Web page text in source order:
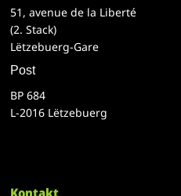
51, avenue de la Liberté
(2. Stack)
Lëtzebuerg-Gare
Post
BP 684
L-2016 Lëtzebuerg